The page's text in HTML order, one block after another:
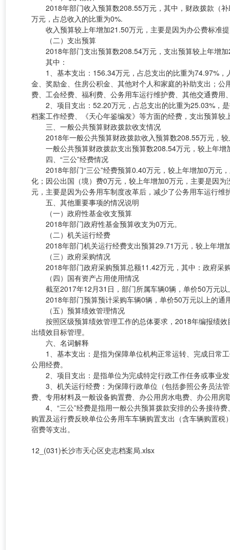
2018年部门收入预算数208.55万元，其中，财政拨款（补
万元，占总收入的比重为0%.
收入预算较上年增加21.50万元，主要是因为办公费标准
（二）支出预算
2018年部门支出预算数208.54万元，支出预算较上年增加
其中：
1、基本支出：156.34万元，占总支出的比重为74.97%，
金、奖励金、住房公积金、其他对个人和家庭的补助支出；
费、工会经费、福利费、公务用车运行维护费、其他交通费用
2、项目支出：52.20万元，占总支出的比重为25.03%，是
档案工作经费、《天心年鉴编发》等方面的经费，支出预算
三、一般公共预算财政拨款收支情况
2018年一般公共预算财政拨款收入预算数208.55万元，较
一般公共预算财政拨款支出预算数208.54万元，较上年增
四、“三公”经费情况
2018年部门“三公”经费预算0.40万元，较上年增加0万元
化；因公出国（境）费0万元，较上年增加0万元，主要是因
元，主要是因为公务用车制度改革后，减少了公务用车运行维
五、其他重要事项的情况说明
（一）政府性基金收支预算
2018年部门政府性基金预算收支为0万元。
（二）机关运行经费
2018年部门机关运行经费支出预算29.71万元，较上年增
（三）政府采购情况
2018年部门政府采购预算总额11.42万元，其中：政府采
（四）国有资产占用使用情况
截至2017年12月31日，部门所属车辆0辆，单价50万元以
2018年部门预算预计采购车辆0辆，单价50万元以上的通
（五）预算绩效管理情况
按照区级预算绩效管理工作的总体要求，2018年编报绩效
出绩效目标管理。
六、名词解释
1、基本支出：是指为保障单位机构正常运转、完成日常工
公用经费。
2、项目支出：是指单位为完成特定行政工作任务或事业
3、机关运行经费：为保障行政单位（包括参照公务员法管
费、专用材料及一般设备购置费、办公用房水电费、办公用
4、“三公”经费是指用一般公共预算拨款安排的公务接待费
购置及运行费反映单位公务用车车辆购置支出（含车辆购置
宿费等支出。
12_(031)长沙市天心区史志档案局.xlsx